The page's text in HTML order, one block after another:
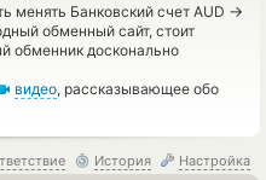
менять Банковский счет AUD →
обменный сайт, стоит
обменник досконально
видео, рассказывающее обо
История Настройка